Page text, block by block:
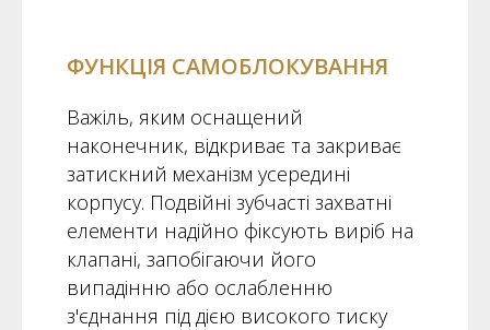
ФУНКЦІЯ САМОБЛОКУВАННЯ
Важіль, яким оснащений
наконечник, відкриває та закриває
затискний механізм усередині
корпусу. Подвійні зубчасті захватні
елементи надійно фіксують виріб на
клапані, запобігаючи його
випадінню або ослабленню
з'єднання під дією високого тиску